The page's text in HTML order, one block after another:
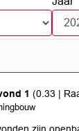
1 (0.33 |
27 augustus 2026